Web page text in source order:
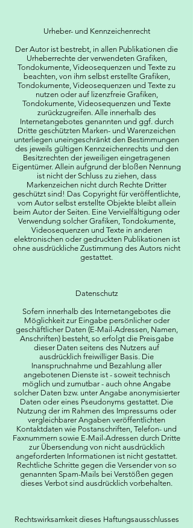
Urheber- und Kennzeichenrecht
Der Autor ist bestrebt, in allen Publikationen die
Urheberrechte der verwendeten Grafiken,
Tondokumente, Videosequenzen und Texte zu
beachten, von ihm selbst erstellte Grafiken,
Tondokumente, Videosequenzen und Texte zu
nutzen oder auf lizenzfreie Grafiken,
Tondokumente, Videosequenzen und Texte
zurückzugreifen. Alle innerhalb des
Internetangebotes genannten und ggf. durch
Dritte geschützten Marken- und Warenzeichen
unterliegen uneingeschränkt den Bestimmungen
des jeweils gültigen Kennzeichenrechts und den
Besitzrechten der jeweiligen eingetragenen
Eigentümer. Allein aufgrund der bloßen Nennung
ist nicht der Schluss zu ziehen, dass
Markenzeichen nicht durch Rechte Dritter
geschützt sind! Das Copyright für veröffentlichte,
vom Autor selbst erstellte Objekte bleibt allein
beim Autor der Seiten. Eine Vervielfältigung oder
Verwendung solcher Grafiken, Tondokumente,
Videosequenzen und Texte in anderen
elektronischen oder gedruckten Publikationen ist
ohne ausdrückliche Zustimmung des Autors nicht
gestattet.
Datenschutz
Sofern innerhalb des Internetangebotes die
Möglichkeit zur Eingabe persönlicher oder
geschäftlicher Daten (E-Mail-Adressen, Namen,
Anschriften) besteht, so erfolgt die Preisgabe
dieser Daten seitens des Nutzers auf
ausdrücklich freiwilliger Basis. Die
Inanspruchnahme und Bezahlung aller
angebotenen Dienste ist - soweit technisch
möglich und zumutbar - auch ohne Angabe
solcher Daten bzw. unter Angabe anonymisierter
Daten oder eines Pseudonyms gestattet. Die
Nutzung der im Rahmen des Impressums oder
vergleichbarer Angaben veröffentlichten
Kontaktdaten wie Postanschriften, Telefon- und
Faxnummern sowie E-Mail-Adressen durch Dritte
zur Übersendung von nicht ausdrücklich
angeforderten Informationen ist nicht gestattet.
Rechtliche Schritte gegen die Versender von so
genannten Spam-Mails bei Verstößen gegen
dieses Verbot sind ausdrücklich vorbehalten.
Rechtswirksamkeit dieses Haftungsausschlusses